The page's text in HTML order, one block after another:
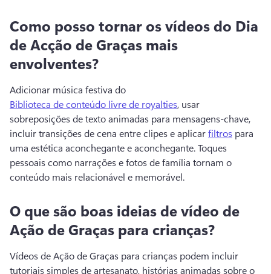
Como posso tornar os vídeos do Dia
de Acção de Graças mais
envolventes?
Adicionar música festiva do
Biblioteca de conteúdo livre de royalties, usar
sobreposições de texto animadas para mensagens-chave,
incluir transições de cena entre clipes e aplicar filtros para
uma estética aconchegante e aconchegante. Toques
pessoais como narrações e fotos de família tornam o
conteúdo mais relacionável e memorável.
O que são boas ideias de vídeo de
Ação de Graças para crianças?
Vídeos de Ação de Graças para crianças podem incluir
tutoriais simples de artesanato, histórias animadas sobre o